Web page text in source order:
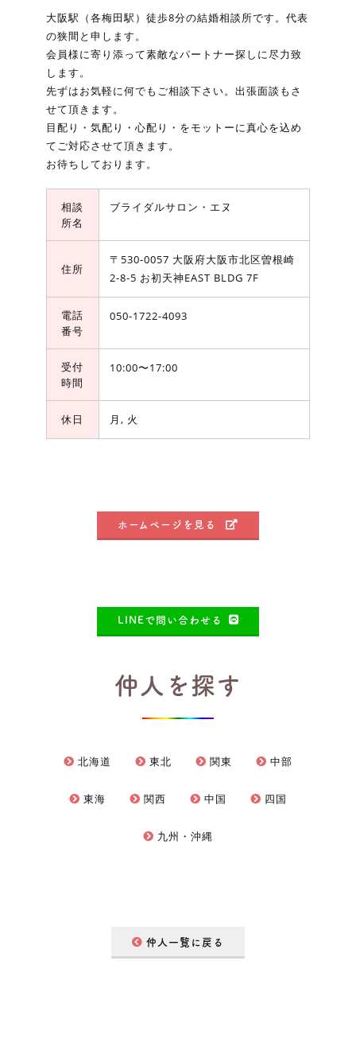
大阪駅（各梅田駅）徒歩8分の結婚相談所です。代表
の狭間と申します。
会員様に寄り添って素敵なパートナー探しに尽力致
します。
先ずはお気軽に何でもご相談下さい。出張面談もさ
せて頂きます。
目配り・気配り・心配り・をモットーに真心を込め
てご対応させて頂きます。
お待ちしております。
相談
所名
ブライダルサロン・エヌ
住所
〒530-0057 大阪府大阪市北区曽根崎
2-8-5 お初天神EAST BLDG 7F
電話
番号
050-1722-4093
受付
時間
10:00〜17:00
休日 月, 火
ホームページを見る
LINEで問い合わせる
仲人を探す
北海道 東北 関東 中部
東海 関西 中国 四国
九州・沖縄
仲人一覧に戻る